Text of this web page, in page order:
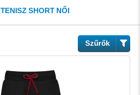
TENISZ SHORT NŐI
Szűrők